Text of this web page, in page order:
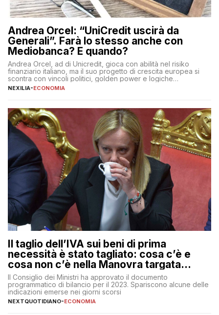
Andrea Orcel: “UniCredit uscirà da
Generali”. Farà lo stesso anche con
Mediobanca? E quando?
Andrea Orcel, ad di Unicredit, gioca con abilità nel risiko
finanziario italiano, ma il suo progetto di crescita europea si
scontra con vincoli politici, golden power e logiche
protezionistiche. Orcel e la mossa su Generali Andrea Orcel,
NEXILIA-ECONOMIA
Il taglio dell’IVA sui beni di prima
necessità è stato tagliato: cosa c’è e
cosa non c’è nella Manovra targata
Meloni
Il Consiglio dei Ministri ha approvato il documento
programmatico di bilancio per il 2023. Spariscono alcune delle
indicazioni emerse nei giorni scorsi
NEXTQUOTIDIANO-ECONOMIA